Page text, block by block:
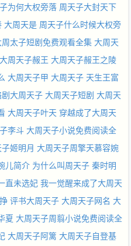
为何大权旁落 周天子大封天下
大周天是 周天子什么时候大权旁
太子短剧免费观看全集 大周天
大周天子赧王 大周天子赧王之陵
大周天子甲 大周天子 天生王富
剧大周天子 大周天子短剧 大周天
大周天子叶天 穿越成了大周天
李斗 大周天子小说免费阅读全
姬明月 大周天子周擎天慕容婉
儿简介 为什么叫周天子 秦时明
直未选妃 我一觉醒来成了大周天
评书大周天子 大周天子网名 大
夏 大周天子周翦小说免费阅读全
大周天子阿篱 大周天子自登基